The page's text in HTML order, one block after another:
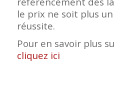
le prix ne soit plus
réussite.
Pour en savoir plus
cliquez ici